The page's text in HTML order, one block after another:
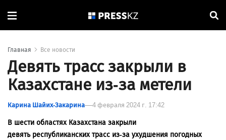
Главная Все новости
Девять трасс закрыли в
Казахстане из-за метели
Карина Шайих-Закарина 4 февраля 2024 г. 17:42
В шести областях Казахстана закрыли
девять республиканских трасс из-за ухудшения погодных